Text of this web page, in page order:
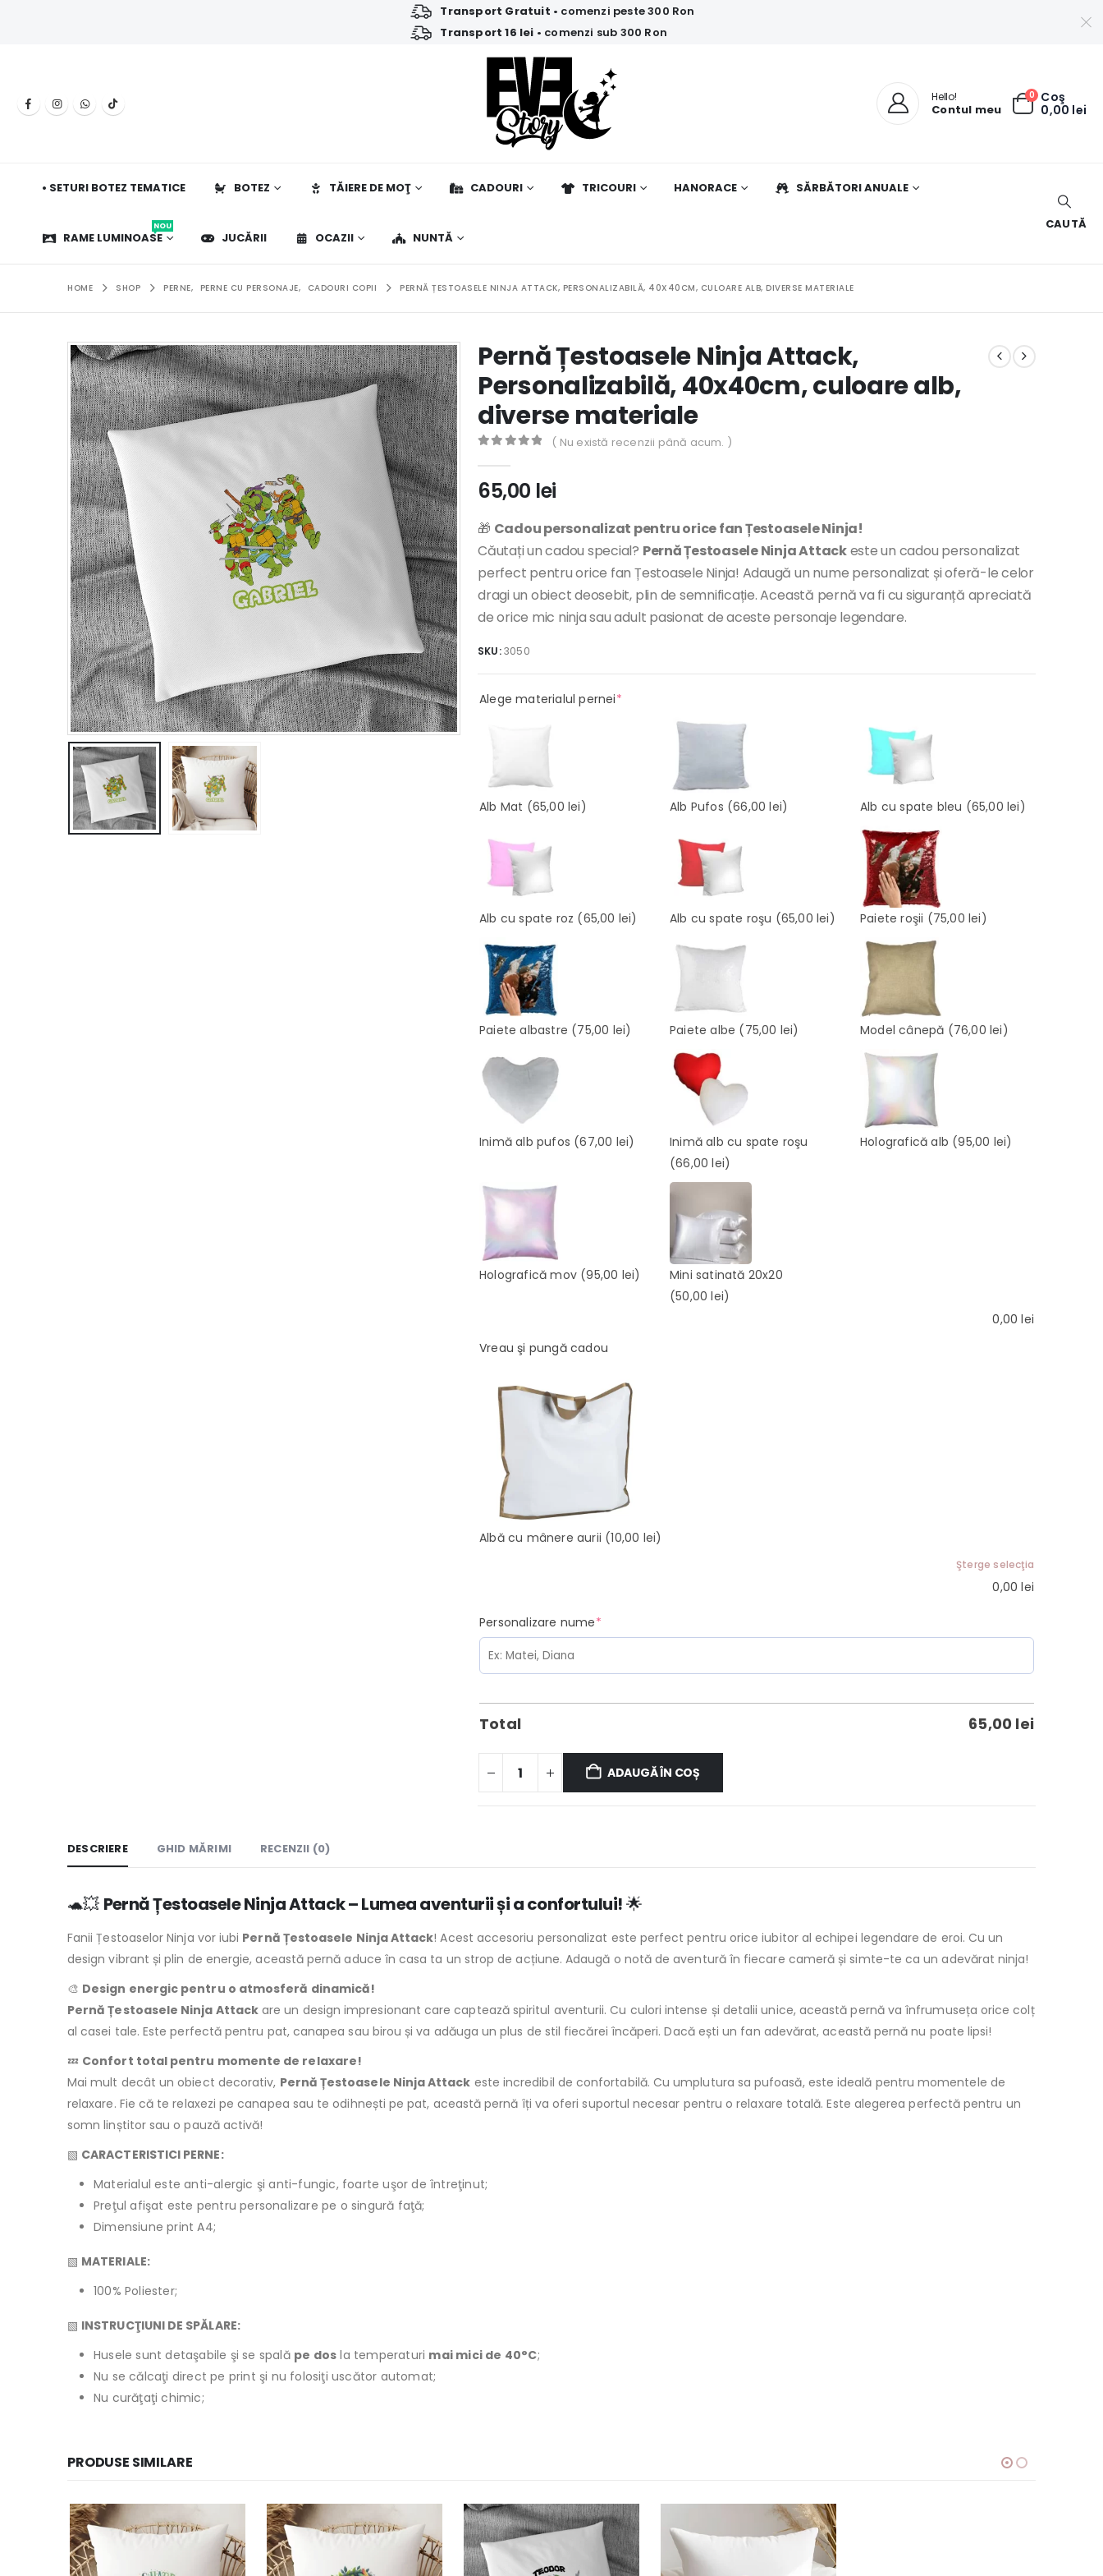
Transport Gratuit • comenzi peste 300 Ron
Transport 16 lei • comenzi sub 300 Ron
Hello!
Contul meu
0 Coş
0,00 lei
• SETURI BOTEZ TEMATICE BOTEZ TĂIERE DE MOŢ CADOURI TRICOURI HANORACE SĂRBĂTORI ANUALE
RAME LUMINOASE
NOU
JUCĂRII OCAZII NUNTĂ
CAUTĂ
HOME SHOP PERNE, PERNE CU PERSONAJE, CADOURI COPII PERNĂ ȚESTOASELE NINJA ATTACK, PERSONALIZABILĂ, 40X40CM, CULOARE ALB, DIVERSE MATERIALE
Pernă Țestoasele Ninja Attack,
Personalizabilă, 40x40cm, culoare alb,
diverse materiale
( Nu există recenzii până acum. )
65,00 lei
🎁 Cadou personalizat pentru orice fan Țestoasele Ninja!
Căutați un cadou special? Pernă Țestoasele Ninja Attackeste un cadou personalizat
perfect pentru orice fan Țestoasele Ninja! Adaugă un nume personalizat și oferă-le celor
dragi un obiect deosebit, plin de semnificație. Această pernă va fi cu siguranță apreciată
de orice mic ninja sau adult pasionat de aceste personaje legendare.
SKU:3050
Alege materialul pernei*(required)
Alb Mat (65,00 lei) Alb Pufos (66,00 lei) Alb cu spate bleu (65,00 lei)
Alb cu spate roz (65,00 lei) Alb cu spate roşu (65,00 lei) Paiete roşii (75,00 lei)
Paiete albastre (75,00 lei) Paiete albe (75,00 lei) Model cânepă (76,00 lei)
Inimă alb pufos (67,00 lei)
Inimă alb cu spate roşu
(66,00 lei)
Holografică alb (95,00 lei)
Holografică mov(95,00 lei)
Mini satinată 20x20
(50,00 lei)
0,00lei
Vreau şi pungă cadou
Albă cu mânere aurii (10,00 lei)
Şterge selecţia
0,00lei
Personalizare nume*(required)
Total 65,00 lei
ADAUGĂ ÎN COȘ
DESCRIERE GHID MĂRIMI RECENZII (0)
🐢💥 Pernă Țestoasele Ninja Attack – Lumea aventurii și a confortului!🌟
Fanii Țestoaselor Ninja vor iubi Pernă Țestoasele Ninja Attack! Acest accesoriu personalizat este perfect pentru orice iubitor al echipei legendare de eroi. Cu un
design vibrant și plin de energie, această pernă aduce în casa ta un strop de acțiune. Adaugă o notă de aventură în fiecare cameră și simte-te ca un adevărat ninja!
🎨 Design energic pentru o atmosferă dinamică!
Pernă Țestoasele Ninja Attack are un design impresionant care captează spiritul aventurii. Cu culori intense și detalii unice, această pernă va înfrumuseța orice colț
al casei tale. Este perfectă pentru pat, canapea sau birou și va adăuga un plus de stil fiecărei încăperi. Dacă ești un fan adevărat, această pernă nu poate lipsi!
💤 Confort total pentru momente de relaxare!
Mai mult decât un obiect decorativ, Pernă Țestoasele Ninja Attack este incredibil de confortabilă. Cu umplutura sa pufoasă, este ideală pentru momentele de
relaxare. Fie că te relaxezi pe canapea sau te odihnești pe pat, această pernă îți va oferi suportul necesar pentru o relaxare totală. Este alegerea perfectă pentru un
somn linștitor sau o pauză activă!
▧ CARACTERISTICI PERNE:
Materialul este anti-alergic şi anti-fungic, foarte uşor de întreţinut;
Preţul afişat este pentru personalizare pe o singură faţă;
Dimensiune print A4;
▧ MATERIALE:
100% Poliester;
▧ INSTRUCŢIUNI DE SPĂLARE:
Husele sunt detaşabile şi se spală pe dos la temperaturi mai mici de 40°C;
Nu se călcaţi direct pe print şi nu folosiţi uscător automat;
Nu curăţaţi chimic;
PRODUSE SIMILARE